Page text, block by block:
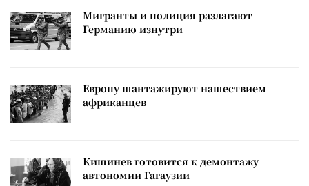
Мигранты и полиция разлагают
Германию изнутри
Европу шантажируют нашествием
африканцев
Кишинев готовится к демонтажу
автономии Гагаузии